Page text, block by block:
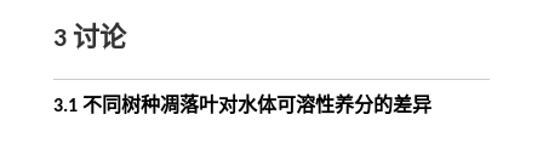
3 讨论
3.1 不同树种凋落叶对水体可溶性养分的差异